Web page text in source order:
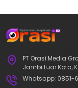
PT Orasi Media
Jambi Luar Kota,
Whatsapp: 0851-